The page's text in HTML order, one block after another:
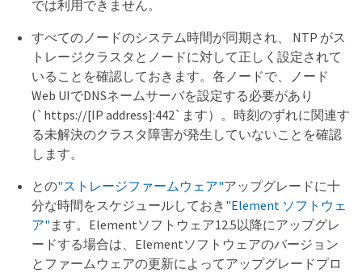
では利用できません。
すべてのノードのシステム時間が同期され、 NTP がス
トレージクラスタとノードに対して正しく設定されて
いることを確認しておきます。各ノードで、ノード
Web UIでDNSネームサーバを設定する必要があり
(`https://[IP address]:442`ます）。時刻のずれに関連す
る未解決のクラスタ障害が発生していないことを確認
します。
との"ストレージファームウェア"アップグレードに十
分な時間をスケジュールしておき "Element ソフトウェ
ア" ます。Elementソフトウェア12.5以降にアップグレ
ードする場合は、Elementソフトウェアのバージョン
とファームウェアの更新によってアップグレードプロ